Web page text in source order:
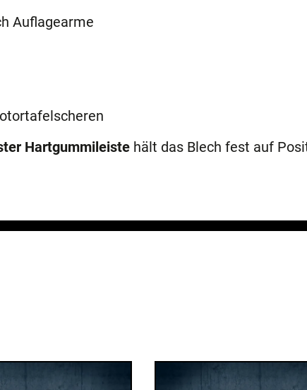
Auflagearme
Hartgummileiste hält das Blech fest auf